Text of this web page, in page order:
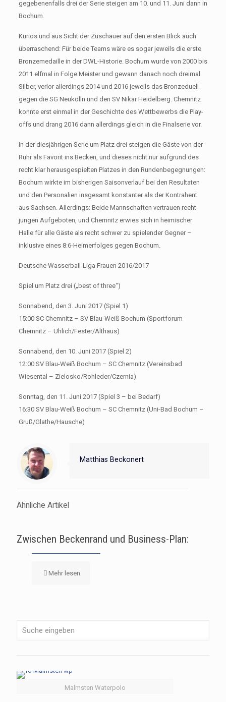
gegebenenfalls drei der Serie steigen am 10. und 11. Juni dann in
Bochum.
Kurios und aus Sicht der Zuschauer auf den ersten Blick auch
überraschend: Für beide Teams wäre es sogar jeweils die erste
Bronzemedaille in der DWL-Historie. Bochum wurde von 2000 bis
2011 elfmal in Folge Meister und gewann danach noch dreimal
Silber, verlor allerdings 2014 und 2016 jeweils das Bronzeduell
gegen die SG Neukölln und den SV Nikar Heidelberg. Chemnitz
konnte erst einmal in der Geschichte des Wettbewerbs die Play-
offs und drang 2016 dann allerdings gleich in die Finalserie vor.
In der diesjährigen Serie um Platz drei steigen die Gäste von der
Ruhr als Favorit ins Becken, und dieses nicht nur aufgrund des
recht klar herausgespielten Platzes in den Rundenbegegnungen:
Bochum wirkte im bisherigen Saisonverlauf bei den Resultaten
und den Personalien insgesamt konstanter als der Kontrahent
aus Sachsen. Allerdings: Beide Mannschaften vertrauen recht
jungen Aufgeboten, und Chemnitz erwies sich in heimischer
Halle für alle Gäste als recht schwer zu spielender Gegner –
inklusive eines 8:6-Heimerfolges gegen Bochum.
Deutsche Wasserball-Liga Frauen 2016/2017
Spiel um Platz drei („best of three“)
Sonnabend, den 3. Juni 2017 (Spiel 1)
15:00 SC Chemnitz – SV Blau-Weiß Bochum (Sportforum
Chemnitz – Uhlich/Fester/Althaus)
Sonnabend, den 10. Juni 2017 (Spiel 2)
12:00 SV Blau-Weiß Bochum – SC Chemnitz (Vereinsbad
Wiesental – Zielosko/Rohleder/Czernia)
Sonntag, den 11. Juni 2017 (Spiel 3 – bei Bedarf)
16:30 SV Blau-Weiß Bochum – SC Chemnitz (Uni-Bad Bochum –
Gruß/Glathe/Hausche)
Matthias Beckonert
Ähnliche Artikel
Zwischen Beckenrand und Business-Plan:
Mehr lesen
Malmsten Waterpolo